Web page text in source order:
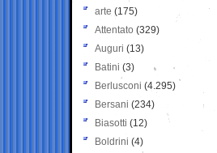
arte (175)
Attentato (329)
Auguri (13)
Batini (3)
Berlusconi (4.295)
Bersani (234)
Biasotti (12)
Boldrini (4)